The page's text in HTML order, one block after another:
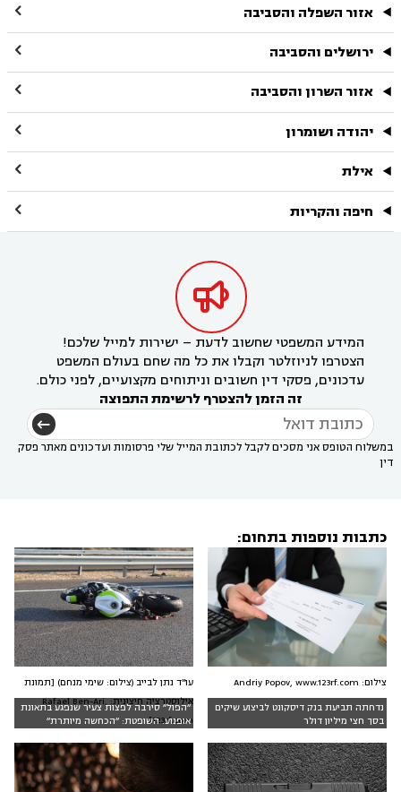
אזור השפלה והסביבה 
ירושלים והסביבה 
אזור השרון והסביבה 
יהודה ושומרון 
אילת 
חיפה והקריות 

המידע המשפטי שחשוב לדעת – ישירות למייל שלכם!
הצטרפו לניוזלטר וקבלו את כל מה שחם בעולם המשפט
עדכונים, פסקי דין חשובים וניתוחים מקצועיים, לפני כולם.
זה הזמן להצטרף לרשימת התפוצה
במשלוח הטופס אני מסכים לקבל לכתובת המייל שלי פרסומות ועדכונים מאתר פסק
דין
כתבות נוספות בתחום:
נדחתה תביעת בנק דיסקונט לביצוע שיקים
בסך חצי מיליון דולר
צילום: Andriy Popov, www.123rf.com
״הפול״ סירבה לפצות צעיר שנפגע בתאונת
אופנוע. השופטת: ״הכחשה מיותרת״
עו"ד נתן לבייב (צילום: שימי מנחם) [תמונת
אילוסטרציה חיצונית: Rafael Ben-Ari,
123rf.com]